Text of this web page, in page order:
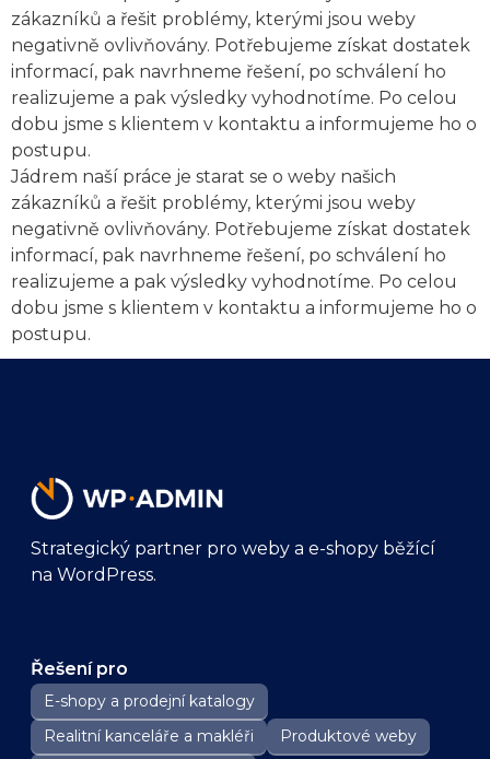
zákazníků a řešit problémy, kterými jsou weby
negativně ovlivňovány. Potřebujeme získat dostatek
informací, pak navrhneme řešení, po schválení ho
realizujeme a pak výsledky vyhodnotíme. Po celou
dobu jsme s klientem v kontaktu a informujeme ho o
postupu.
Jádrem naší práce je starat se o weby našich
zákazníků a řešit problémy, kterými jsou weby
negativně ovlivňovány. Potřebujeme získat dostatek
informací, pak navrhneme řešení, po schválení ho
realizujeme a pak výsledky vyhodnotíme. Po celou
dobu jsme s klientem v kontaktu a informujeme ho o
postupu.
Strategický partner pro weby a e-shopy běžící
na WordPress.
Řešení pro
E-shopy a prodejní katalogy
Realitní kanceláře a makléři
Produktové weby